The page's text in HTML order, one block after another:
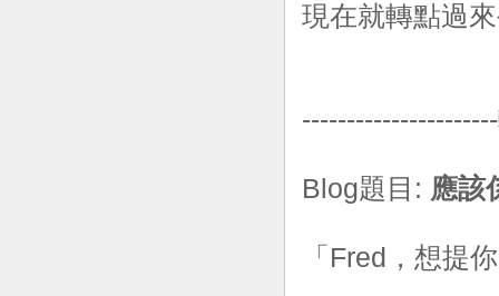
現在就轉點過
Blog題目: 應該
「Fred，想提